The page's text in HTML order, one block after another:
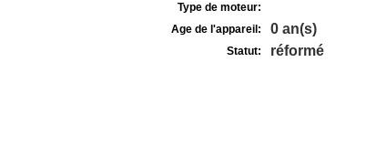
Type de moteur:
Age de l'appareil:
0 an(s)
Statut: réformé